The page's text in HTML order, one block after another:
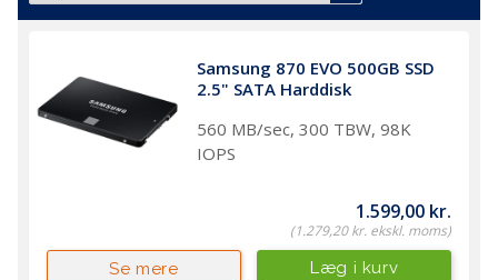
Samsung 870 EVO 500GB SSD
2.5" SATA Harddisk
560 MB/sec, 300 TBW, 98K
IOPS
1.599,00 kr.
(1.279,20 kr. ekskl. moms)
Læg i kurv
Se mere